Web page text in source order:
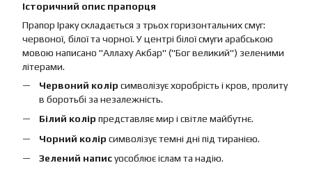
Історичний опис прапорця
Прапор Іраку складається з трьох горизонтальних смуг:
червоної, білої та чорної. У центрі білої смуги арабською
мовою написано "Аллаху Акбар" ("Бог великий") зеленими
літерами.
Червоний колір символізує хоробрість і кров, пролиту
в боротьбі за незалежність.
Білий колір представляє мир і світле майбутнє.
Чорний колір символізує темні дні під тиранією.
Зелений написуособлює іслам та надію.